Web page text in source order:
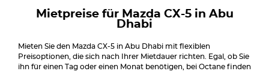
Mietpreise für Mazda CX-5 in Abu
Dhabi
Mieten Sie den Mazda CX-5 in Abu Dhabi mit flexiblen
Preisoptionen, die sich nach Ihrer Mietdauer richten. Egal, ob Sie
ihn für einen Tag oder einen Monat benötigen, bei Octane finden